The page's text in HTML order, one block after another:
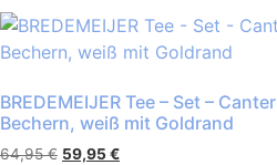
BREDEMEIJER Tee – Set –
Bechern, weiß mit Goldrand
64,95€ 59,95€